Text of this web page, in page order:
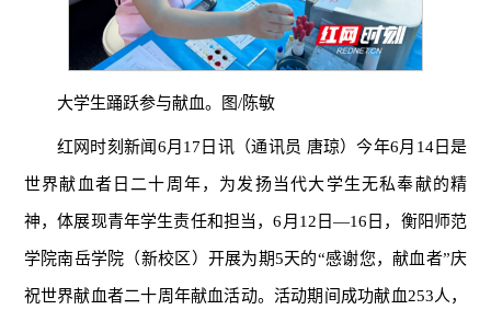
大学生踊跃参与献血。图/陈敏
红网时刻新闻6月17日讯（通讯员 唐琼）今年6月14日是
世界献血者日二十周年，为发扬当代大学生无私奉献的精
神，体展现青年学生责任和担当，6月12日—16日，衡阳师范
学院南岳学院（新校区）开展为期5天的“感谢您，献血者”庆
祝世界献血者二十周年献血活动。活动期间成功献血253人，